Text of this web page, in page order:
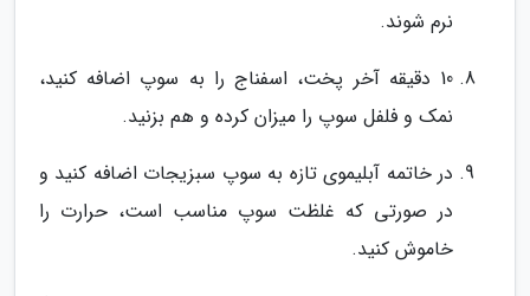
نرم شوند.
10 دقیقه آخر پخت، اسفناج را به سوپ اضافه کنید،
نمک و فلفل سوپ را میزان کرده و هم بزنید.
در خاتمه آبلیموی تازه به سوپ سبزیجات اضافه کنید و
در صورتی که غلظت سوپ مناسب است، حرارت را
خاموش کنید.